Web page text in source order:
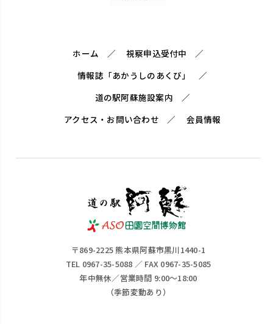
ホーム
視察申込受付中
情報誌「あかうしのあくび」
道の駅阿蘇施設案内
アクセス・お問い合わせ
会員情報
〒869-2225 熊本県阿蘇市黒川1440-1
TEL 0967-35-5088 ／ FAX 0967-35-5085
年中無休／営業時間 9:00～18:00
（季節変動あり）